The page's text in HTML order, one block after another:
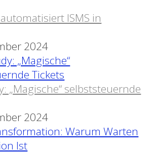
ISMS in
2024
„Magische“ selbststeuernde
2024